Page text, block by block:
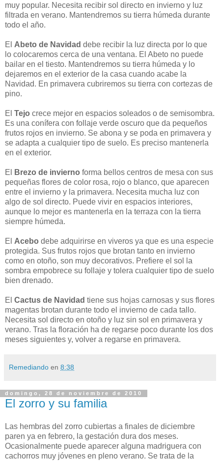
muy popular. Necesita recibir sol directo en invierno y luz
filtrada en verano. Mantendremos su tierra húmeda durante
todo el año.
El Abeto de Navidad debe recibir la luz directa por lo que
lo colocaremos cerca de una ventana. El Abeto no puede
bailar en el tiesto. Mantendremos su tierra húmeda y lo
dejaremos en el exterior de la casa cuando acabe la
Navidad. En primavera cubriremos su tierra con cortezas de
pino.
El Tejo crece mejor en espacios soleados o de semisombra.
Es una conífera con follaje verde oscuro que da pequeños
frutos rojos en invierno. Se abona y se poda en primavera y
se adapta a cualquier tipo de suelo. Es preciso mantenerla
en el exterior.
El Brezo de invierno forma bellos centros de mesa con sus
pequeñas flores de color rosa, rojo o blanco, que aparecen
entre el invierno y la primavera. Necesita mucha luz con
algo de sol directo. Puede vivir en espacios interiores,
aunque lo mejor es mantenerla en la terraza con la tierra
siempre húmeda.
El Acebo debe adquirirse en viveros ya que es una especie
protegida. Sus frutos rojos que brotan tanto en invierno
como en otoño, son muy decorativos. Prefiere el sol la
sombra empobrece su follaje y tolera cualquier tipo de suelo
bien drenado.
El Cactus de Navidad tiene sus hojas carnosas y sus flores
magentas brotan durante todo el invierno de cada tallo.
Necesita sol directo en otoño y luz sin sol en primavera y
verano. Tras la floración ha de regarse poco durante los dos
meses siguientes y, volver a regarse en primavera.
Remediando en 8:38
domingo, 28 de noviembre de 2010
El zorro y su familia
Las hembras del zorro cubiertas a finales de diciembre
paren ya en febrero, la gestación dura dos meses.
Ocasionalmente puede aparecer alguna madriguera con
cachorros muy jóvenes en pleno verano. Se trata de la